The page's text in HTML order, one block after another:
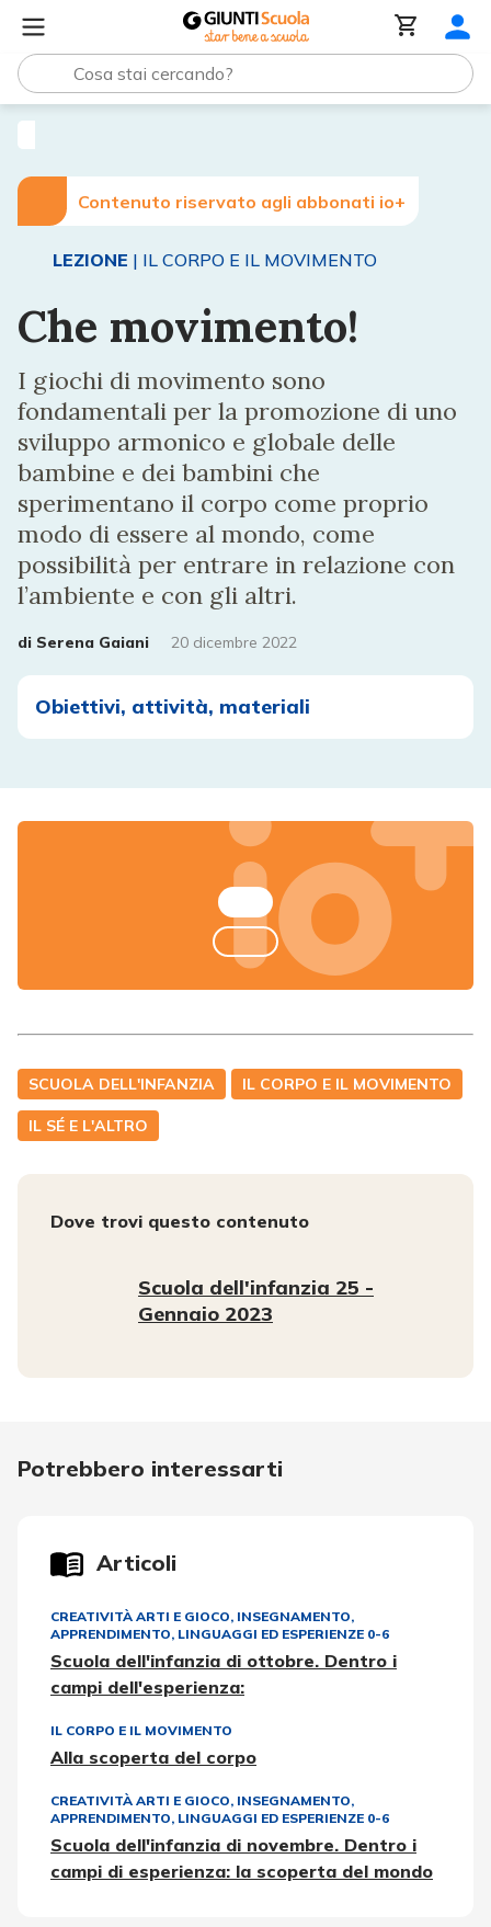
Contenuto riservato agli abbonati io+
LEZIONE | IL CORPO E IL MOVIMENTO
Che movimento!
I giochi di movimento sono
fondamentali per la promozione di uno
sviluppo armonico e globale delle
bambine e dei bambini che
sperimentano il corpo come proprio
modo di essere al mondo, come
possibilità per entrare in relazione con
l’ambiente e con gli altri.
di Serena Gaiani 20 dicembre 2022
Obiettivi, attività, materiali
SCUOLA DELL'INFANZIA IL CORPO E IL MOVIMENTO
IL SÉ E L'ALTRO
Dove trovi questo contenuto
Scuola dell'infanzia 25 -
Gennaio 2023
Potrebbero interessarti
Articoli
CREATIVITÀ ARTI E GIOCO, INSEGNAMENTO,
APPRENDIMENTO, LINGUAGGI ED ESPERIENZE 0-6
Scuola dell'infanzia di ottobre. Dentro i
campi dell'esperienza:
IL CORPO E IL MOVIMENTO
Alla scoperta del corpo
CREATIVITÀ ARTI E GIOCO, INSEGNAMENTO,
APPRENDIMENTO, LINGUAGGI ED ESPERIENZE 0-6
Scuola dell'infanzia di novembre. Dentro i
campi di esperienza: la scoperta del mondo